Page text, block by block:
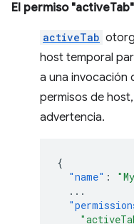
El permiso "activeTab"
activeTab
host temporal
a una invocación
permisos de host,
advertencia.
{
"name" :
...